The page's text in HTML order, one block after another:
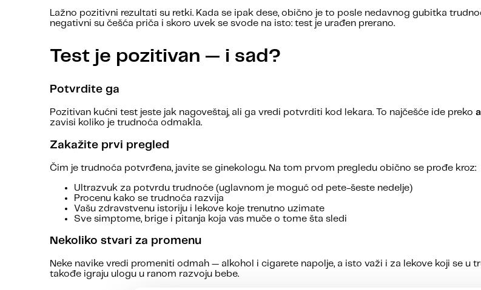
Lažno pozitivni rezultati su retki. Kada se ipak dese, obično je to posle nedavnog gubitka
negativni su češća priča i skoro uvek se svode na isto: test je urađen prerano.
Test je pozitivan — i sad?
Potvrdite ga
Pozitivan kućni test jeste jak nagoveštaj, ali ga vredi potvrditi kod lekara. To najčešće ide preko
zavisi koliko je trudnoća odmakla.
Zakažite prvi pregled
Čim je trudnoća potvrđena, javite se ginekologu. Na tom prvom pregledu obično se prođe kroz:
Ultrazvuk za potvrdu trudnoće (uglavnom je moguć od pete-šeste nedelje)
Procenu kako se trudnoća razvija
Vašu zdravstvenu istoriju i lekove koje trenutno uzimate
Sve simptome, brige i pitanja koja vas muče o tome šta sledi
Nekoliko stvari za promenu
Neke navike vredi promeniti odmah — alkohol i cigarete napolje, a isto važi i za lekove koji se u
takođe igraju ulogu u ranom razvoju bebe.